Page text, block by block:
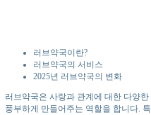
러브약국이란?
러브약국의 서비스
2025년 러브약국의 변화
러브약국은 사랑과 관계에 대한 다양
풍부하게 만들어주는 역할을 합니다.